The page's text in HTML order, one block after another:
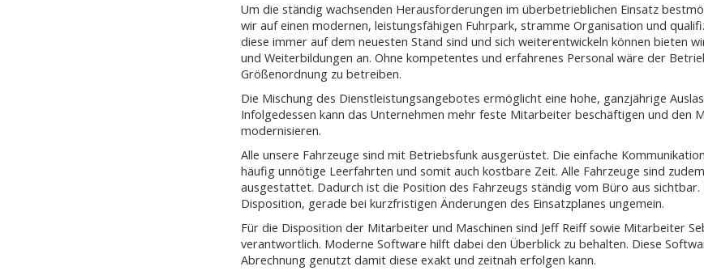
Um die ständig wachsenden Herausforderungen im überbetrieblichen Einsatz
wir auf einen modernen, leistungsfähigen Fuhrpark, stramme Organisation und
diese immer auf dem neuesten Stand sind und sich weiterentwickeln können bieten
und Weiterbildungen an. Ohne kompetentes und erfahrenes Personal wäre der
Größenordnung zu betreiben.
Die Mischung des Dienstleistungsangebotes ermöglicht eine hohe, ganzjährige
Infolgedessen kann das Unternehmen mehr feste Mitarbeiter beschäftigen und den
modernisieren.
Alle unsere Fahrzeuge sind mit Betriebsfunk ausgerüstet. Die einfache
häufig unnötige Leerfahrten und somit auch kostbare Zeit. Alle Fahrzeuge sind
ausgestattet. Dadurch ist die Position des Fahrzeugs ständig vom Büro aus sichtbar.
Disposition, gerade bei kurzfristigen Änderungen des Einsatzplanes ungemein.
Für die Disposition der Mitarbeiter und Maschinen sind Jeff Reiff sowie Mitarbeiter
verantwortlich. Moderne Software hilft dabei den Überblick zu behalten. Diese
Abrechnung genutzt damit diese exakt und zeitnah erfolgen kann.